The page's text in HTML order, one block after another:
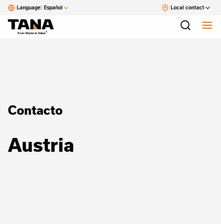
Language: Español Local contact
Contacto
Austria